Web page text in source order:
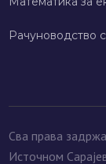
Рачуноводство
Сва права
Источном